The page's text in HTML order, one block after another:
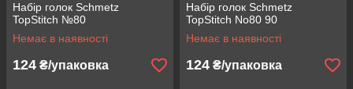
Набір голок Schmetz
TopStitch №80
Немає в наявності
124 ₴/упаковка
Набір голок Schmetz
TopStitch No80 90
Немає в наявності
124 ₴/упаковка